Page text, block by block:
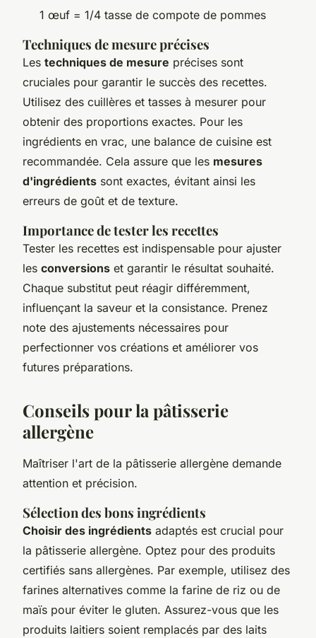
1 œuf = 1/4 tasse de compote de pommes
Techniques de mesure précises
Les techniques de mesure précises sont
cruciales pour garantir le succès des recettes.
Utilisez des cuillères et tasses à mesurer pour
obtenir des proportions exactes. Pour les
ingrédients en vrac, une balance de cuisine est
recommandée. Cela assure que les mesures
d'ingrédients sont exactes, évitant ainsi les
erreurs de goût et de texture.
Importance de tester les recettes
Tester les recettes est indispensable pour ajuster
les conversions et garantir le résultat souhaité.
Chaque substitut peut réagir différemment,
influençant la saveur et la consistance. Prenez
note des ajustements nécessaires pour
perfectionner vos créations et améliorer vos
futures préparations.
Conseils pour la pâtisserie
allergène
Maîtriser l'art de la pâtisserie allergène demande
attention et précision.
Sélection des bons ingrédients
Choisir des ingrédients adaptés est crucial pour
la pâtisserie allergène. Optez pour des produits
certifiés sans allergènes. Par exemple, utilisez des
farines alternatives comme la farine de riz ou de
maïs pour éviter le gluten. Assurez-vous que les
produits laitiers soient remplacés par des laits